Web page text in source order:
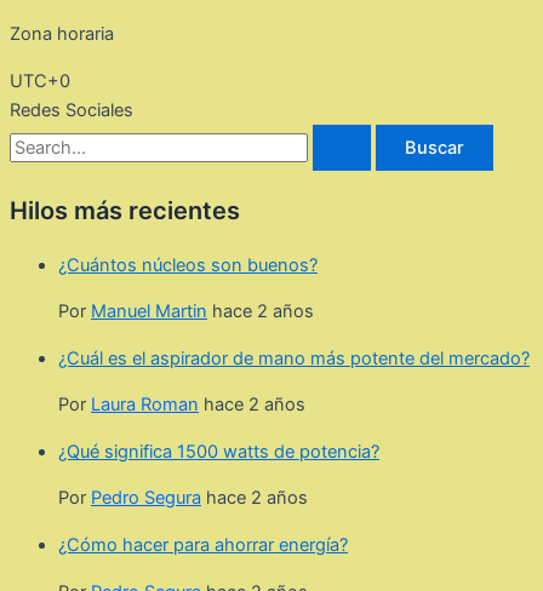
Zona horaria
UTC+0
Redes Sociales
Buscar
por:
Hilos más recientes
¿Cuántos núcleos son buenos?
Por Manuel Martin hace 2 años
¿Cuál es el aspirador de mano más potente del mercado?
Por Laura Roman hace 2 años
¿Qué significa 1500 watts de potencia?
Por Pedro Segura hace 2 años
¿Cómo hacer para ahorrar energía?